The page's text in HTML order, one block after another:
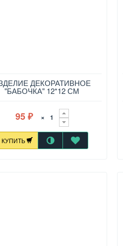
ДЕКОРАТИВНОЕ
"БАБОЧКА" 12*12 СМ
95 ₽ ×
КУПИТЬ